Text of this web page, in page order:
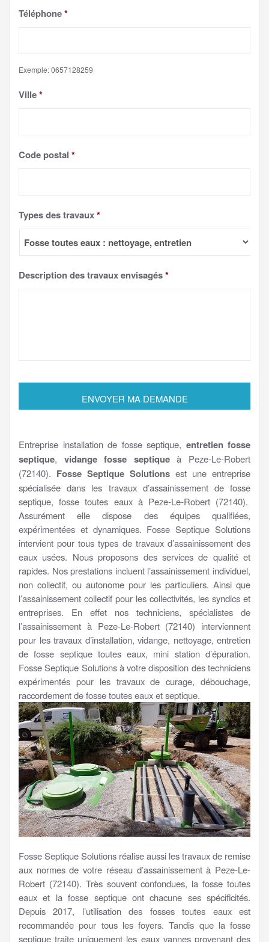
Téléphone*
Exemple: 0657128259
Ville*
Code postal *
Types des travaux*
Description des travaux envisagés*
Entreprise installation de fosse septique, entretien fosse
septique, vidange fosse septiqueà Peze-Le-Robert
(72140). Fosse Septique Solutions est une entreprise
spécialisée dans les travaux d’assainissement de fosse
septique, fosse toutes eaux à Peze-Le-Robert (72140).
Assurément elle dispose des équipes qualifiées,
expérimentées et dynamiques. Fosse Septique Solutions
intervient pour tous types de travaux d’assainissement des
eaux usées. Nous proposons des services de qualité et
rapides. Nos prestations incluent l’assainissement individuel,
non collectif, ou autonome pour les particuliers. Ainsi que
l’assainissement collectif pour les collectivités, les syndics et
entreprises. En effet nos techniciens, spécialistes de
l’assainissement à Peze-Le-Robert (72140) interviennent
pour les travaux d’installation, vidange, nettoyage, entretien
de fosse septique toutes eaux, mini station d’épuration.
Fosse Septique Solutions à votre disposition des techniciens
expérimentés pour les travaux de curage, débouchage,
raccordement de fosse toutes eaux et septique.
Fosse Septique Solutions réalise aussi les travaux de remise
aux normes de votre réseau d’assainissement à Peze-Le-
Robert (72140). Très souvent confondues, la fosse toutes
eaux et la fosse septique ont chacune ses spécificités.
Depuis 2017, l’utilisation des fosses toutes eaux est
recommandée pour tous les foyers. Tandis que la fosse
septique traite uniquement les eaux vannes provenant des